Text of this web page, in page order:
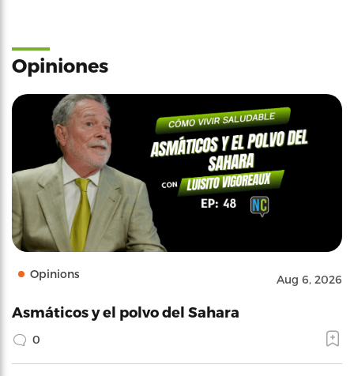
Opiniones
Opinions Aug 6, 2026
Asmáticos y el polvo del Sahara
0